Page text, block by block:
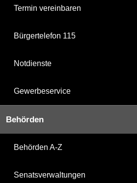
Termin vereinbaren
Bürgertelefon 115
Notdienste
Gewerbeservice
Behörden
Behörden A-Z
Senatsverwaltungen